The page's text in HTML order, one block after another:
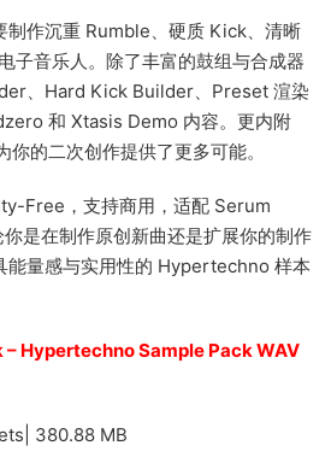
制作沉重 Rumble、硬质 Kick、清晰
子音乐人。除了丰富的鼓组与合成器
、Hard Kick Builder、Preset 渲染
和 Xtasis Demo 内容。更内附
的二次创作提供了更多可能。
Free，支持商用，适配 Serum
是在制作原创新曲还是扩展你的制作
能量感与实用性的 Hypertechno 样本
Hypertechno Sample Pack WAV
380.88 MB